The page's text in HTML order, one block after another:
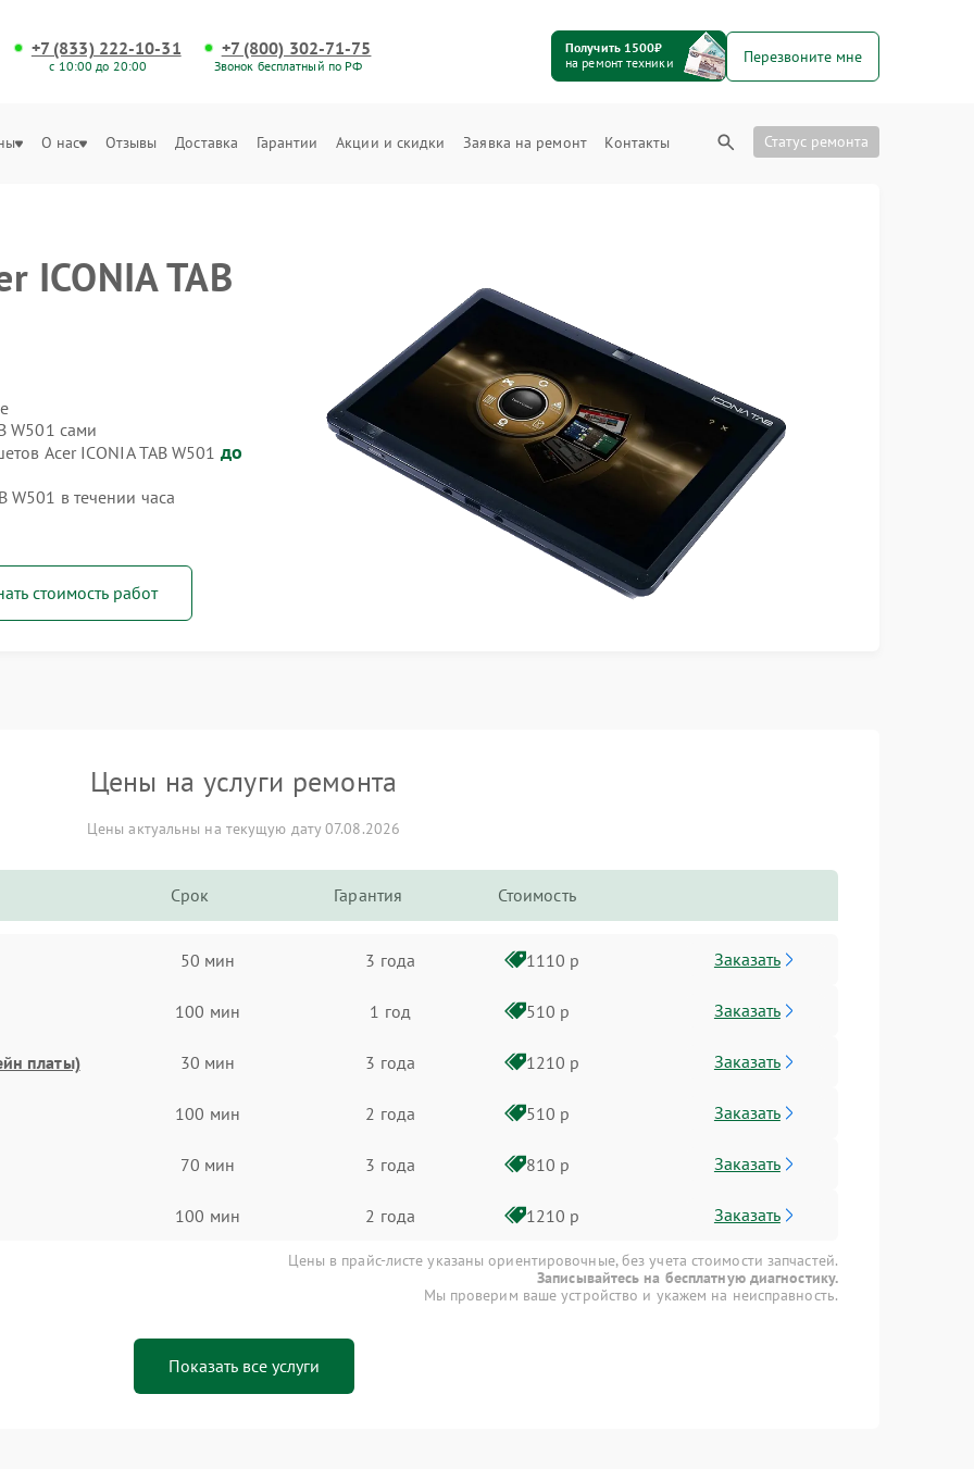
+7 (833) 222-10-31
с 10:00 до 20:00
+7 (800) 302-71-75
Звонок бесплатный по РФ
Получить 1500₽
на ремонт техники
Перезвоните мне
О нас Отзывы Доставка Гарантии Акции и скидки Заявка на ремонт Контакты Статус ремонта
ICONIA TAB
W501 сами
Acer ICONIA TAB W501 до
W501 в течении часа
стоимость работ
Цены на услуги ремонта
Цены актуальны на текущую дату 07.08.2026
Срок Гарантия Стоимость
50 мин 3 года 1110 р Заказать
100 мин 1 год 510 р Заказать
платы) 30 мин 3 года 1210 р Заказать
100 мин 2 года 510 р Заказать
70 мин 3 года 810 р Заказать
100 мин 2 года 1210 р Заказать
Цены в прайс-листе указаны ориентировочные, без учета стоимости запчастей.
Записывайтесь на бесплатную диагностику.
Мы проверим ваше устройство и укажем на неисправность.
Показать все услуги